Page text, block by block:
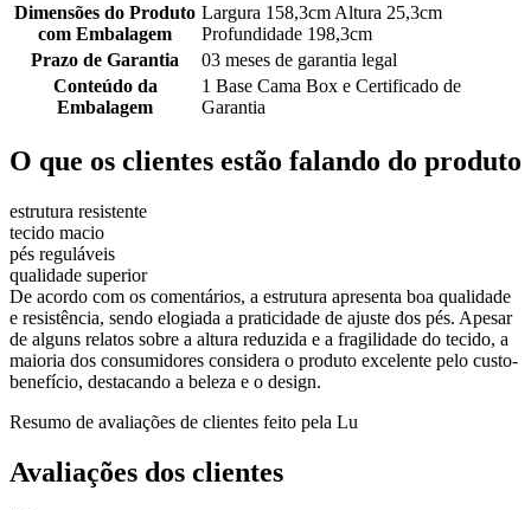
Dimensões do Produto
com Embalagem
Largura 158,3cm Altura 25,3cm
Profundidade 198,3cm
Prazo de Garantia
03 meses de garantia legal
Conteúdo da
Embalagem
1 Base Cama Box e Certificado de
Garantia
O que os clientes estão falando do produto
estrutura resistente
tecido macio
pés reguláveis
qualidade superior
De acordo com os comentários, a estrutura apresenta boa qualidade
e resistência, sendo elogiada a praticidade de ajuste dos pés. Apesar
de alguns relatos sobre a altura reduzida e a fragilidade do tecido, a
maioria dos consumidores considera o produto excelente pelo custo-
benefício, destacando a beleza e o design.
Resumo de avaliações de clientes feito pela Lu
Avaliações dos clientes